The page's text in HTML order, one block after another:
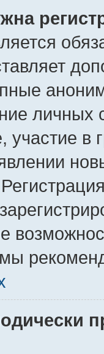
участие в